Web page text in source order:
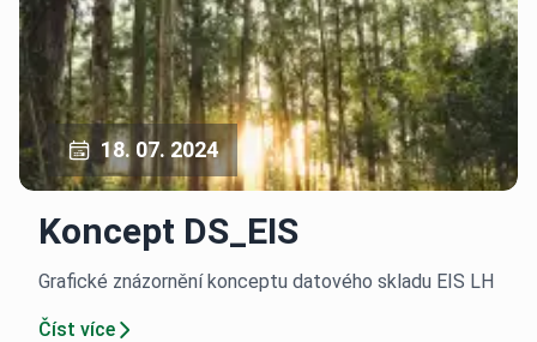
18. 07. 2024
Koncept DS_EIS
Grafické znázornění konceptu datového skladu EIS LH
Číst více